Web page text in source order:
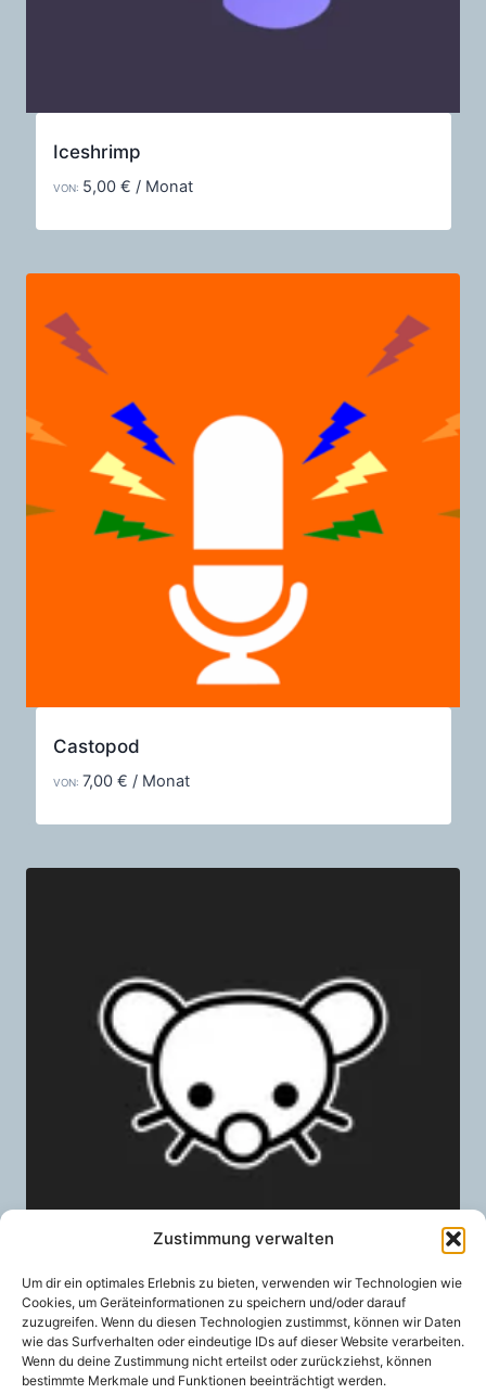
Zustimmung verwalten
Um dir ein optimales Erlebnis zu bieten, verwenden wir Technologien wie
Cookies, um Geräteinformationen zu speichern und/oder darauf
zuzugreifen. Wenn du diesen Technologien zustimmst, können wir Daten
wie das Surfverhalten oder eindeutige IDs auf dieser Website verarbeiten.
Wenn du deine Zustimmung nicht erteilst oder zurückziehst, können
bestimmte Merkmale und Funktionen beeinträchtigt werden.
Iceshrimp
VON: 5,00 € / Monat
Castopod
VON: 7,00 € / Monat
VON: 11,00€ / Monat